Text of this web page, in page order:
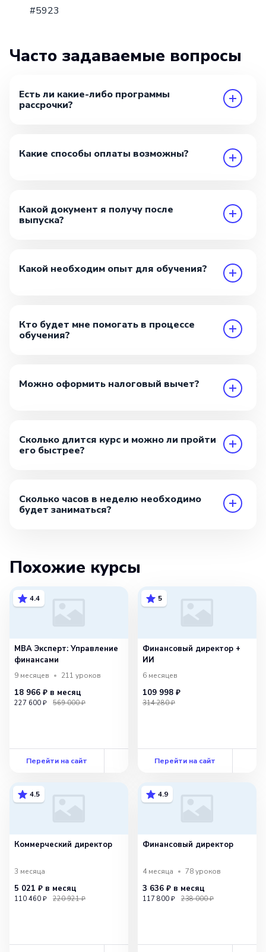
#5923
Часто задаваемые вопросы
Есть ли какие-либо программы
рассрочки?
Какие способы оплаты возможны?
Какой документ я получу после
выпуска?
Какой необходим опыт для обучения?
Кто будет мне помогать в процессе
обучения?
Можно оформить налоговый вычет?
Сколько длится курс и можно ли пройти
его быстрее?
Сколько часов в неделю необходимо
будет заниматься?
Похожие курсы
4.4
MBA Эксперт: Управление
финансами
9 месяцев 211 уроков
18 966 ₽ в месяц
227 600 ₽ 569 000 ₽
Перейти на сайт
5
Финансовый директор +
ИИ
6 месяцев
109 998 ₽
314 280 ₽
Перейти на сайт
4.5
Коммерческий директор
3 месяца
5 021 ₽ в месяц
110 460 ₽ 220 921 ₽
4.9
Финансовый директор
4 месяца 78уроков
3 636 ₽ в месяц
117 800 ₽ 238 000 ₽